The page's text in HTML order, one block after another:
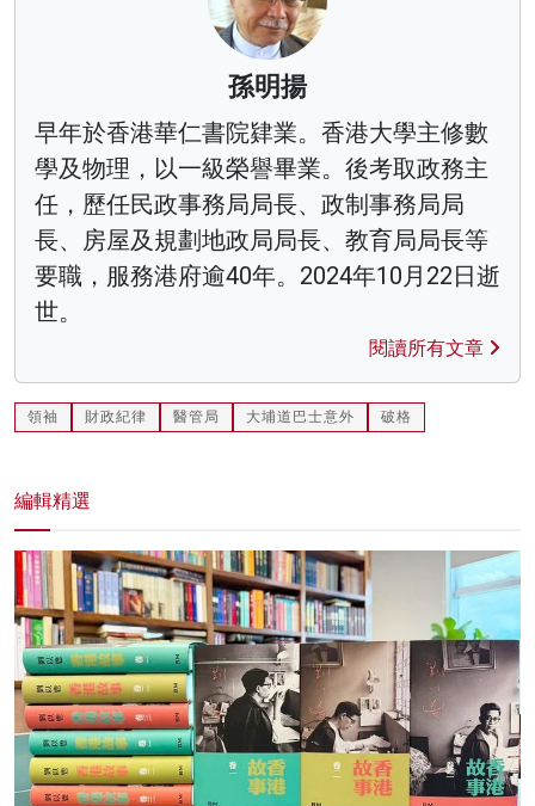
孫明揚
早年於香港華仁書院肄業。香港大學主修數
學及物理，以一級榮譽畢業。後考取政務主
任，歷任民政事務局局長、政制事務局局
長、房屋及規劃地政局局長、教育局局長等
要職，服務港府逾40年。2024年10月22日逝
世。
閱讀所有文章
領袖 財政紀律 醫管局 大埔道巴士意外 破格
編輯精選